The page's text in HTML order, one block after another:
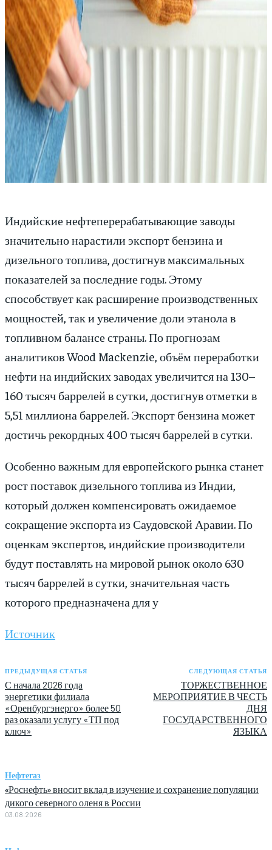
Индийские нефтеперерабатывающие заводы
значительно нарастили экспорт бензина и
дизельного топлива, достигнув максимальных
показателей за последние годы. Этому
способствует как расширение производственных
мощностей, так и увеличение доли этанола в
топливном балансе страны. По прогнозам
аналитиков Wood Mackenzie, объём переработки
нефти на индийских заводах увеличится на 130–
160 тысяч баррелей в сутки, достигнув отметки в
5,51 миллиона баррелей. Экспорт бензина может
достичь рекордных 400 тысяч баррелей в сутки.
Особенно важным для европейского рынка станет
рост поставок дизельного топлива из Индии,
который должен компенсировать ожидаемое
сокращение экспорта из Саудовской Аравии. По
оценкам экспертов, индийские производители
будут поставлять на мировой рынок около 630
тысяч баррелей в сутки, значительная часть
которого предназначена для у
Источник
ПРЕДЫДУЩАЯ СТАТЬЯ
С начала 2026 года
энергетики филиала
«Оренбургэнерго» более 50
раз оказали услугу «ТП под
ключ»
СЛЕДУЮЩАЯ СТАТЬЯ
ТОРЖЕСТВЕННОЕ
МЕРОПРИЯТИЕ В ЧЕСТЬ
ДНЯ
ГОСУДАРСТВЕННОГО
ЯЗЫКА
Нефтегаз
«Роснефть» вносит вклад в изучение и сохранение популяции
дикого северного оленя в России
03.08.2026